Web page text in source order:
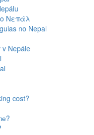
Νεπάλ
no Nepal
v Nepále
cost?